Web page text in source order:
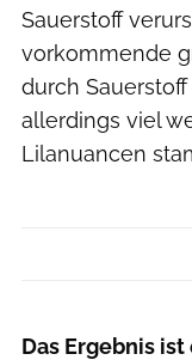
Sauerstoff
vorkommende
durch
allerdings viel
Lilanuancen
Das Ergebnis